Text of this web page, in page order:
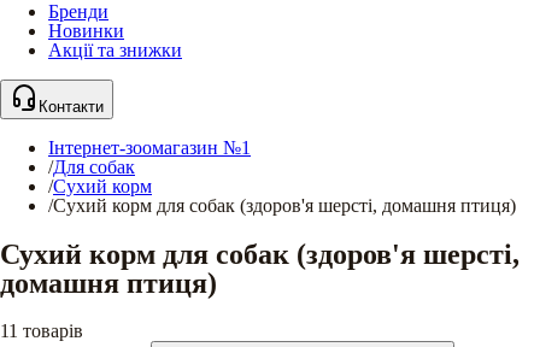
Бренди
Новинки
Акції та знижки
Контакти
Інтернет-зоомагазин №1
/Для собак
/Сухий корм
/Сухий корм для собак (здоров'я шерсті, домашня птиця)
Сухий корм для собак (здоров'я шерсті,
домашня птиця)
11 товарів